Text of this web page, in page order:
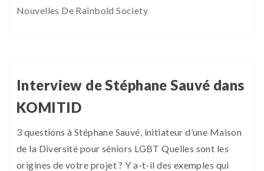
Nouvelles De Rainbold Society
Interview de Stéphane Sauvé dans
KOMITID
3 questions à Stéphane Sauvé, initiateur d’une Maison
de la Diversité pour séniors LGBT Quelles sont les
origines de votre projet ? Y a-t-il des exemples qui